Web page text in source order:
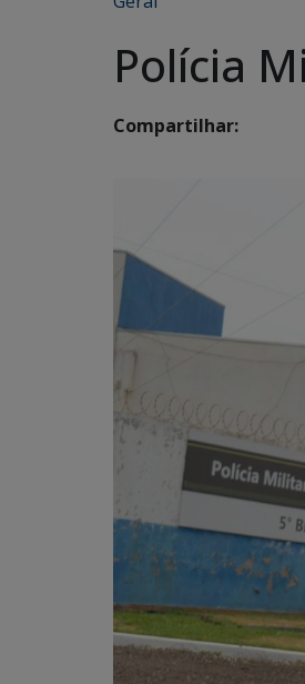
Polícia
Compartilhar: